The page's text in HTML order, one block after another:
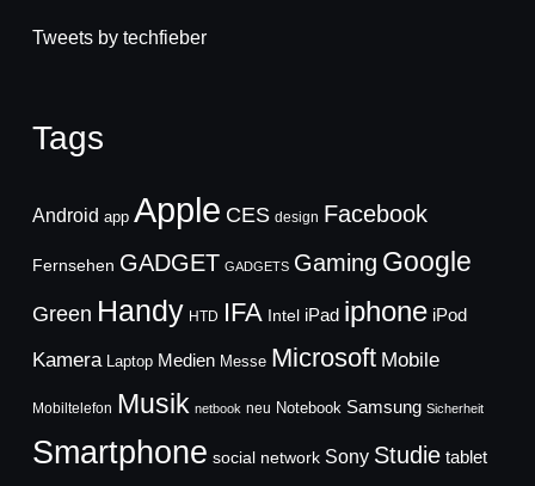
Tweets by techfieber
Tags
Android app Apple CES design Facebook
Fernsehen GADGET GADGETS Gaming Google
Green Handy HTD IFA Intel iPad iphone iPod
Kamera Laptop Medien Messe Microsoft Mobile
Mobiltelefon Musik netbook neu Notebook Samsung Sicherheit
Smartphone social network Sony Studie tablet